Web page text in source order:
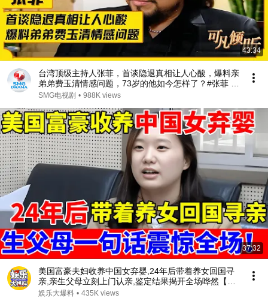
43:34
台湾顶级主持人张菲，首谈隐退真相让人心酸，爆料亲
弟弟费玉清情感问题，73岁的他如今怎样了？#张菲 #
费玉清 #可凡倾听 FULL
SMG电视剧 • 988K views
37:32
美国富豪夫妇收养中国女弃婴,24年后带着养女回国寻
亲,亲生父母立刻上门认亲,鉴定结果揭开全场哗然【人
间真情录】
娱乐大爆料 • 435K views